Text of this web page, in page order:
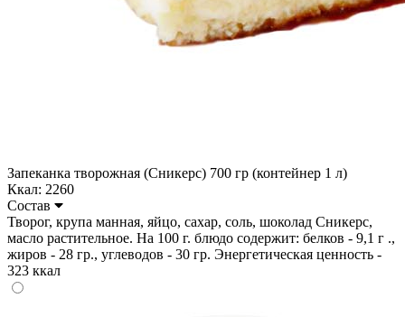
Запеканка творожная (Сникерс) 700 гр (контейнер 1 л)
Ккал: 2260
Состав
Творог, крупа манная, яйцо, сахар, соль, шоколад Сникерс,
масло растительное. На 100 г. блюдо содержит: белков - 9,1 г .,
жиров - 28 гр., углеводов - 30 гр. Энергетическая ценность -
323 ккал